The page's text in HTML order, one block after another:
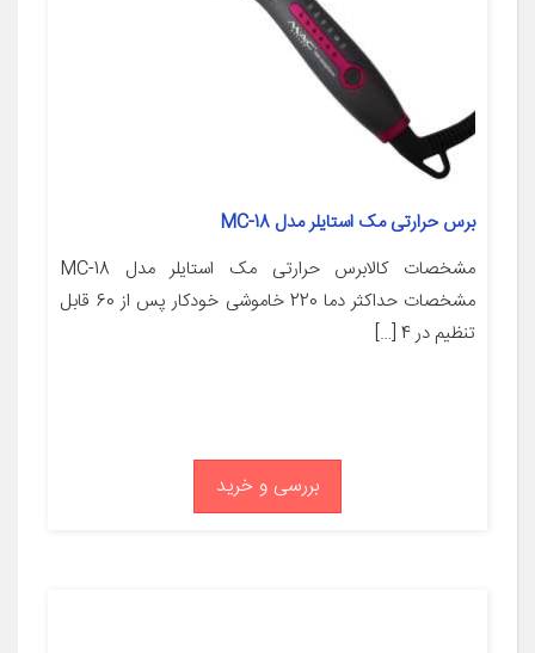
برس حرارتی مک استایلر مدل MC-18
مشخصات کالابرس حرارتی مک استایلر مدل MC-18
مشخصات حداکثر دما 220 خاموشی خودکار پس از 60 قابل
تنظیم در 4 […]
بررسی و خرید